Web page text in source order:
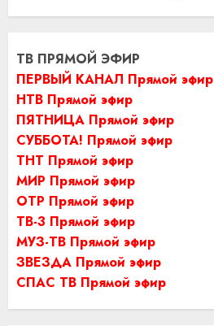
ТВ ПРЯМОЙ ЭФИР
ПЕРВЫЙ КАНАЛ Прямой эфир
НТВ Прямой эфир
ПЯТНИЦА Прямой эфир
СУББОТА! Прямой эфир
ТНТ Прямой эфир
МИР Прямой эфир
ОТР Прямой эфир
ТВ-3 Прямой эфир
МУЗ-ТВ Прямой эфир
ЗВЕЗДА Прямой эфир
СПАС ТВ Прямой эфир